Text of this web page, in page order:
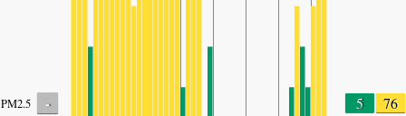
PM2.5 - 5 76